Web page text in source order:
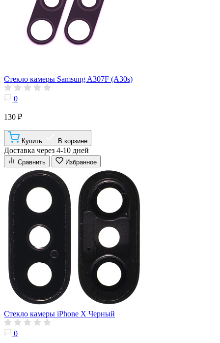
Стекло камеры Samsung A307F (A30s)
0
130 ₽
Купить В корзине
Доставка через 4-10 дней
Сравнить Избранное
Стекло камеры iPhone X Черный
0